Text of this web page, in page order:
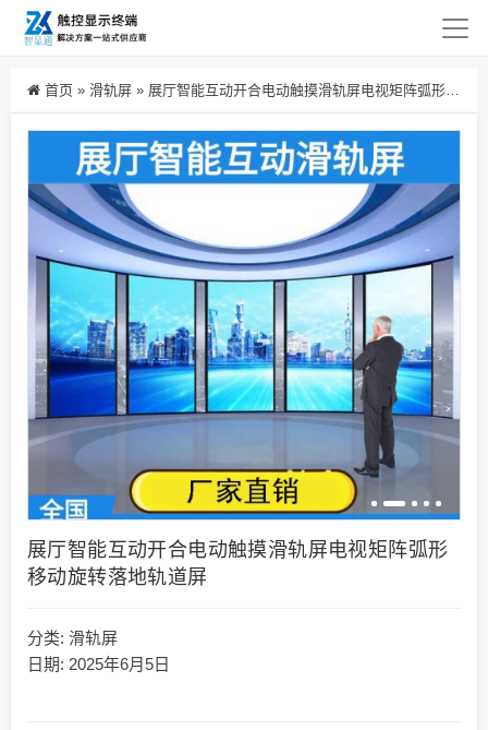
首页 » 滑轨屏 » 展厅智能互动开合电动触摸滑轨屏电视矩阵弧形移动旋转落地轨道屏
展厅智能互动开合电动触摸滑轨屏电视矩阵弧形
移动旋转落地轨道屏
分类: 滑轨屏
日期: 2025年6月5日